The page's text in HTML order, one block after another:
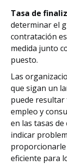
Tasa de
determinar el
contratación
medida junto
puesto.
Las
que sigan un
puede
empleo y
en las tasas
indicar
eficiente para